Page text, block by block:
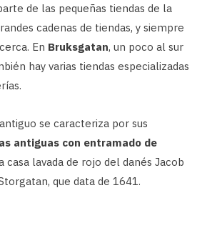
de las pequeñas tiendas de la
cadenas de tiendas, y siempre
En Bruksgatan, un poco al sur
hay varias tiendas especializadas
se caracteriza por sus
antiguas con entramado de
casa lavada de rojo del danés Jacob
que data de 1641.